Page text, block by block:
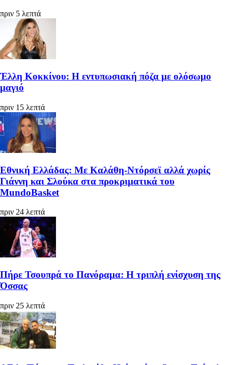
πριν 5 λεπτά
Έλλη Κοκκίνου: Η εντυπωσιακή πόζα με ολόσωμο
μαγιό
πριν 15 λεπτά
Εθνική Ελλάδας: Με Καλάθη-Ντόρσεϊ αλλά χωρίς
Γιάννη και Σλούκα στα προκριματικά του
MundoBasket
πριν 24 λεπτά
Πήρε Τσουπρά το Πανόραμα: Η τριπλή ενίσχυση της
Όσσας
πριν 25 λεπτά